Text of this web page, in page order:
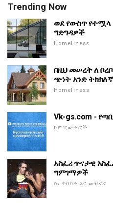
Trending Now
ወደ የውስጥ
ግድግዳዎች
Homeliness
በዚህ መሠረት ለ
ጭነት አንድ
Homeliness
Vk-gs.com -
ኮምፒውተሮች
አስፈሪ ጥናታዊ
ግምገማዎች
ስነ ጥበባት እና መዝናኛ